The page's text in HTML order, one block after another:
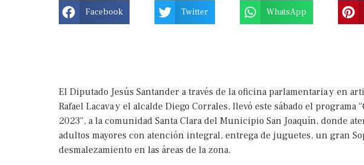
Facebook Twitter WhatsApp
El Diputado Jesús Santander a través de la oficina parlamentaria y en
Rafael Lacava y el alcalde Diego Corrales, llevó este sábado el programa
2023”, a la comunidad Santa Clara del Municipio San Joaquín, donde
adultos mayores con atención integral, entrega de juguetes, un gran
desmalezamiento en las áreas de la zona.